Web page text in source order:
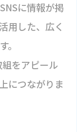
に情報が掲
用した、広く
組をアピール
につながりま